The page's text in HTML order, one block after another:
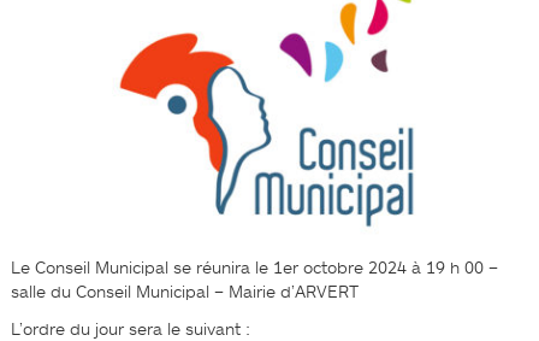
Le Conseil Municipal se réunira le 1er octobre 2024 à 19 h 00 –
salle du Conseil Municipal – Mairie d’ARVERT
L’ordre du jour sera le suivant :